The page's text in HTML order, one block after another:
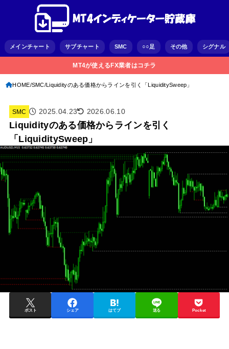
メインチャート サブチャート SMC ○○足 その他 シグナル
MT4が使えるFX業者はコチラ
HOME SMC Liquidityのある価格からラインを引く「LiquiditySweep」
SMC 2025.04.23 2026.06.10
Liquidityのある価格からラインを引く
「LiquiditySweep」
ポスト シェア はてブ 送る Pocket